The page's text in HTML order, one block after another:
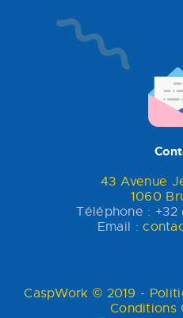
43 Avenue
1060
Téléphone :
Email :
CaspWork © 2019 -
Conditions